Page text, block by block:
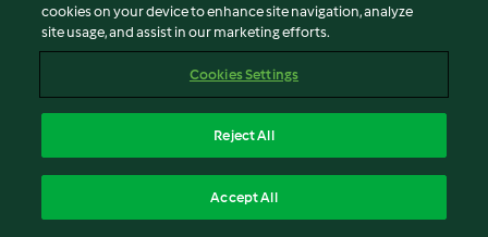
Pane tipo ciabatta Pane alle olive
cookies on your device to enhance site navigation, analyze
site usage, and assist in our marketing efforts.
Cookies Settings
Reject All
Accept All